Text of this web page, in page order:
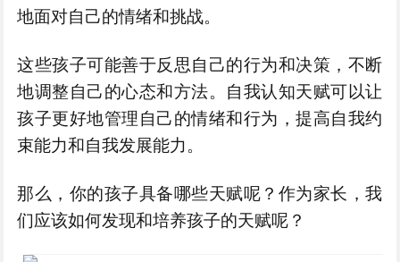
地面对自己的情绪和挑战。
这些孩子可能善于反思自己的行为和决策，不断
地调整自己的心态和方法。自我认知天赋可以让
孩子更好地管理自己的情绪和行为，提高自我约
束能力和自我发展能力。
那么，你的孩子具备哪些天赋呢？作为家长，我
们应该如何发现和培养孩子的天赋呢？